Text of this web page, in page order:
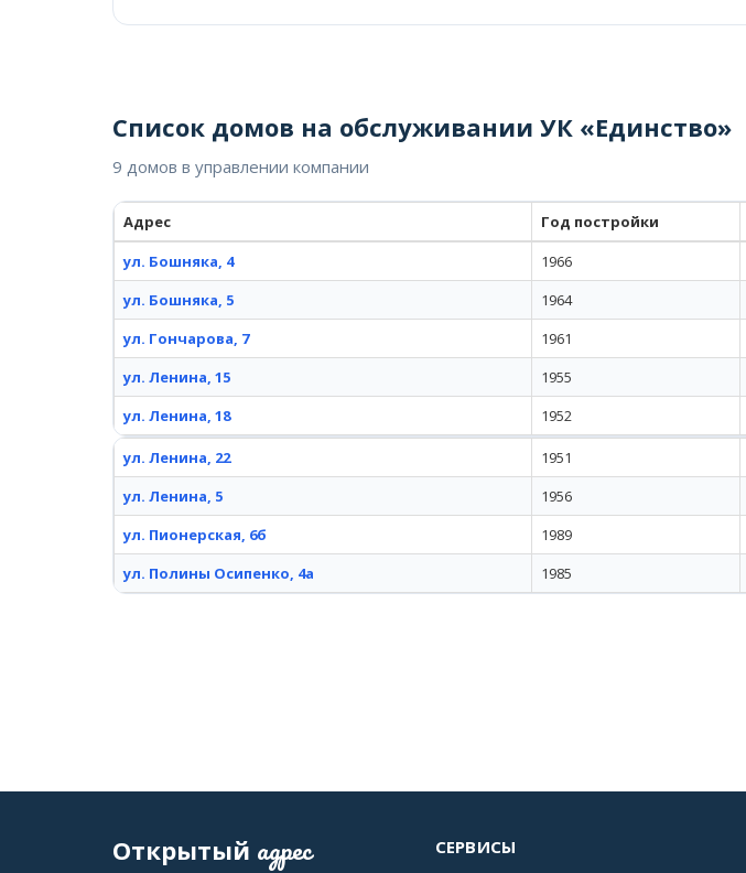
Список домов на обслуживании УК «Единство»
9 домов в управлении компании
Адрес Год постройки
ул. Бошняка, 4
1966
ул. Бошняка, 5
1964
ул. Гончарова, 7
1961
ул. Ленина, 15
1955
ул. Ленина, 18
1952
ул. Ленина, 22 1951
ул. Ленина, 5
1956
ул. Пионерская, 6б
1989
ул. Полины Осипенко, 4а
1985
Открытый адрес СЕРВИСЫ